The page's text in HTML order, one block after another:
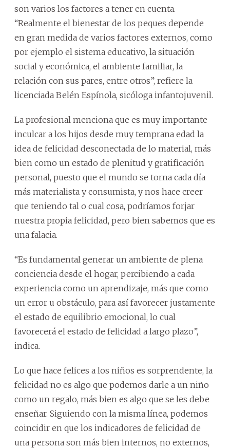
son varios los factores a tener en cuenta.
“Realmente el bienestar de los peques depende
en gran medida de varios factores externos, como
por ejemplo el sistema educativo, la situación
social y económica, el ambiente familiar, la
relación con sus pares, entre otros”, refiere la
licenciada Belén Espínola, sicóloga infantojuvenil.
La profesional menciona que es muy importante
inculcar a los hijos desde muy temprana edad la
idea de felicidad desconectada de lo material, más
bien como un estado de plenitud y gratificación
personal, puesto que el mundo se torna cada día
más materialista y consumista, y nos hace creer
que teniendo tal o cual cosa, podríamos forjar
nuestra propia felicidad, pero bien sabemos que es
una falacia.
“Es fundamental generar un ambiente de plena
conciencia desde el hogar, percibiendo a cada
experiencia como un aprendizaje, más que como
un error u obstáculo, para así favorecer justamente
el estado de equilibrio emocional, lo cual
favorecerá el estado de felicidad a largo plazo”,
indica.
Lo que hace felices a los niños es sorprendente, la
felicidad no es algo que podemos darle a un niño
como un regalo, más bien es algo que se les debe
enseñar. Siguiendo con la misma línea, podemos
coincidir en que los indicadores de felicidad de
una persona son más bien internos, no externos,